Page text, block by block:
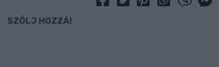
SZÓLJ HOZZÁ!